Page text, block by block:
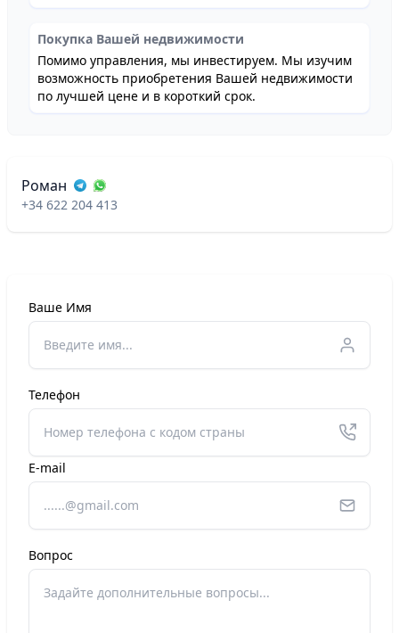
Покупка Вашей недвижимости
Помимо управления, мы инвестируем. Мы изучим
возможность приобретения Вашей недвижимости
по лучшей цене и в короткий срок.
Роман
+34 622 204 413
Ваше Имя
Телефон
E-mail
Вопрос